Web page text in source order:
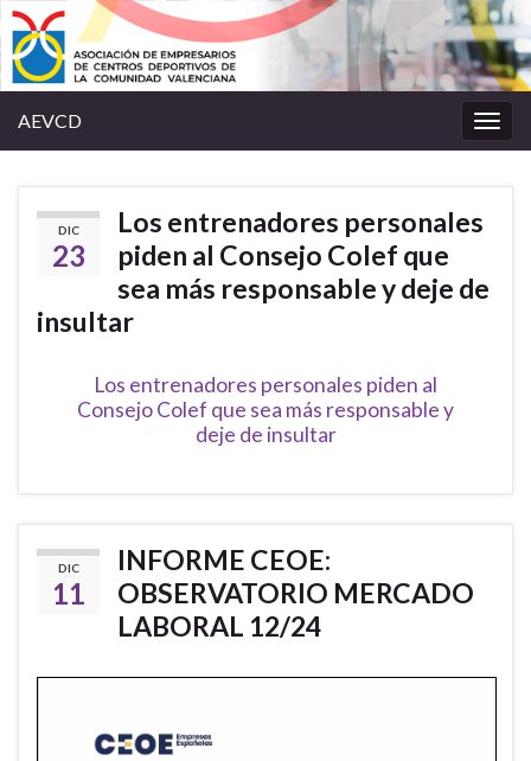
la
AEVCD
DIC
23
Los entrenadores personales
piden al Consejo Colef que
sea más responsable y deje de
insultar
Los entrenadores personales piden al
Consejo Colef que sea más responsable y
deje de insultar
DIC
11
INFORME CEOE:
OBSERVATORIO MERCADO
LABORAL 12/24